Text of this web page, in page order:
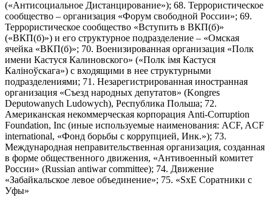
(«Антисоциальное Дистанцирование»); 68. Террористическое
сообщество – организация «Форум свободной России»; 69.
Террористическое сообщество «Вступить в ВКП(б)»
(«ВКП(б)») и его структурное подразделение – «Омская
ячейка «ВКП(б)»; 70. Военизированная организация «Полк
имени Кастуся Калиновского» («Полк iмя Кастуся
Калiноўскага») с входящими в нее структурными
подразделениями; 71. Незарегистрированная иностранная
организация «Съезд народных депутатов» (Kongres
Deputowanych Ludowych), Республика Польша; 72.
Американская некоммерческая корпорация Anti-Corruption
Foundation, Inc (иные используемые наименования: ACF, ACF
international, «Фонд борьбы с коррупцией, Инк.»); 73.
Международная неправительственная организация, созданная
в форме общественного движения, «Антивоенный комитет
России» (Russian antiwar committee); 74. Движение
«Забайкальское левое объединение»; 75. «SxE Соратники с
Уфы»